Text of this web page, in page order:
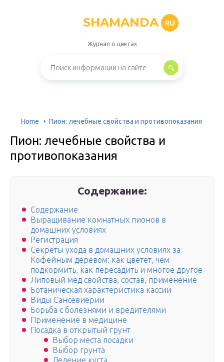
SHAMANDA RU
Журнал о цветах
Home Пион: лечебные свойства и противопоказания
Пион: лечебные свойства и
противопоказания
Содержание:
Содержание
Выращивание комнатных пионов в
домашних условиях
Регистрация
Секреты ухода в домашних условиях за
Кофейным деревом: как цветет, чем
подкормить, как пересадить и многое другое
Липовый мед свойства, состав, применение
Ботаническая характеристика кассии
Виды Сансевиерии
Борьба с болезнями и вредителями
Применение в медицине
Посадка в открытый грунт
Выбор места посадки
Выбор грунта
Деление куста